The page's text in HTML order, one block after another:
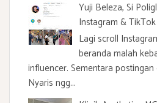
Yuji Beleza, Si
Instagram & TikTok
Lagi scroll
beranda malah
influencer. Sementara
Nyaris ngg...